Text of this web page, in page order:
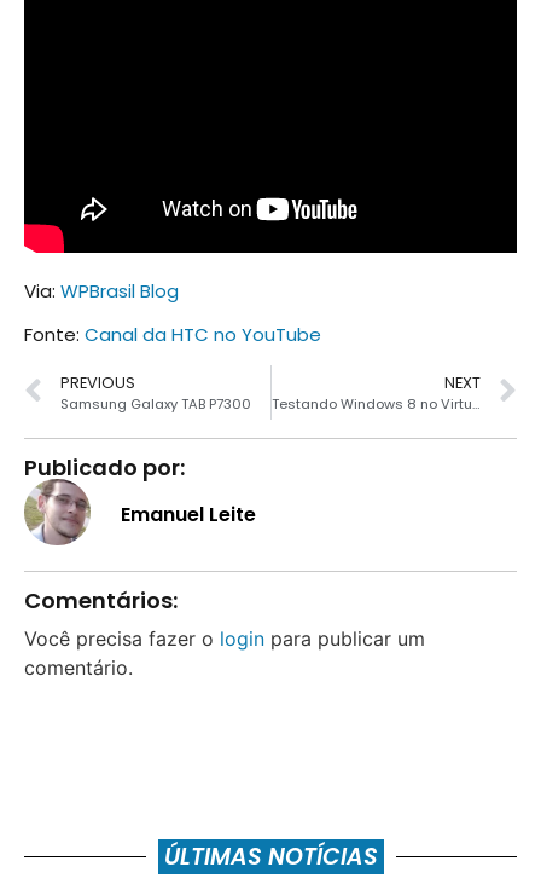
Via: WPBrasil Blog
Fonte: Canal da HTC no YouTube
PREVIOUS
Samsung Galaxy TAB P7300
NEXT
Testando Windows 8 no VirtualBox
Publicado por:
Emanuel Leite
Comentários:
Você precisa fazer o login para publicar um
comentário.
ÚLTIMAS NOTÍCIAS